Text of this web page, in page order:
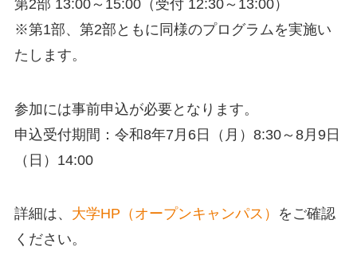
第2部 13:00～15:00（受付 12:30～13:00）
※第1部、第2部ともに同様のプログラムを実施い
たします。
参加には事前申込が必要となります。
申込受付期間：令和8年7月6日（月）8:30～8月9日
（日）14:00
詳細は、 大学HP（オープンキャンパス）
をご確認
ください。